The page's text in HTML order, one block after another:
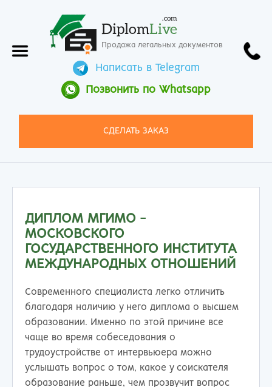
DiplomLive
.com
Продажа легальных документов
Написать в Telegram
Позвонить по Whatsapp
СДЕЛАТЬ ЗАКАЗ
ДИПЛОМ МГИМО -
МОСКОВСКОГО
ГОСУДАРСТВЕННОГО ИНСТИТУТА
МЕЖДУНАРОДНЫХ ОТНОШЕНИЙ
Современного специалиста легко отличить
благодаря наличию у него диплома о высшем
образовании. Именно по этой причине все
чаще во время собеседования о
трудоустройстве от интервьюера можно
услышать вопрос о том, какое у соискателя
образование раньше, чем прозвучит вопрос